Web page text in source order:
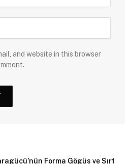
and website in this browser
Forma Gögüs ve Sırt